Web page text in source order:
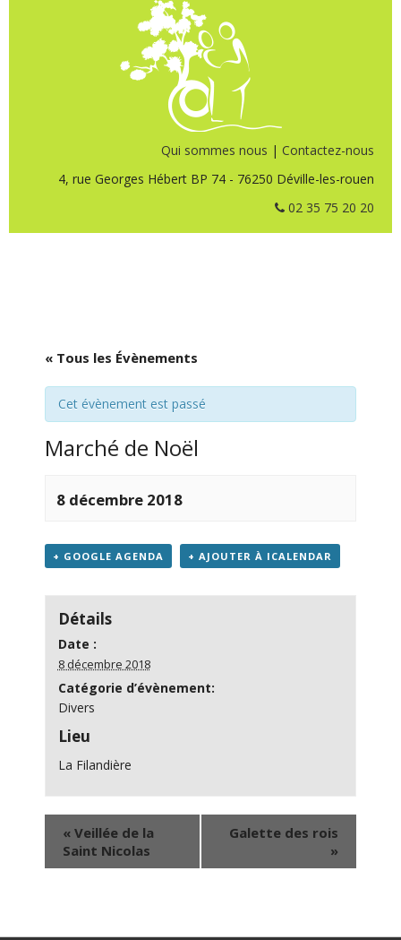
Qui sommes nous | Contactez-nous
4, rue Georges Hébert BP 74 - 76250 Déville-les-rouen
02 35 75 20 20
« Tous les Évènements
Cet évènement est passé
Marché de Noël
8 décembre 2018
+ GOOGLE AGENDA + AJOUTER À ICALENDAR
Détails
Date :
8 décembre 2018
Catégorie d’évènement:
Divers
Lieu
La Filandière
« Veillée de la
Saint Nicolas
Galette des rois
»